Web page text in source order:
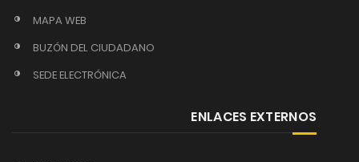
MAPA WEB
BUZÓN DEL CIUDADANO
SEDE ELECTRÓNICA
ENLACES EXTERNOS